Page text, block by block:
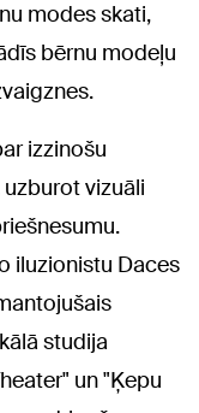
modes skati,
bērnu modeļu
izzinošu
vizuāli
iluzionistu Daces
studija
un "Ķepu